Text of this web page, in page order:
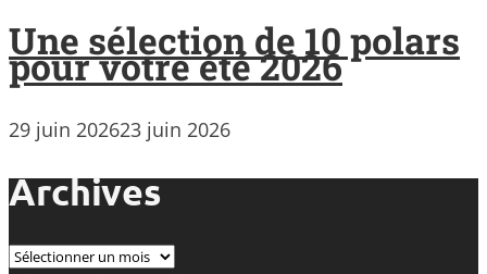
Une sélection de 10 polars
pour votre été 2026
29 juin 202623 juin 2026
Archives
Archives